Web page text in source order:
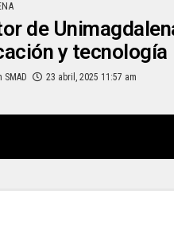
de
y tecnología
SMAD 23 abril, 2025 11:57 am